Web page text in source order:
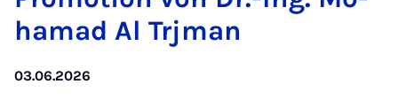
ha­mad Al Trj­man
03.06.2026